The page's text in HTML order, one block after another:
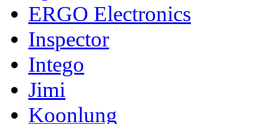
ERGO Electronics
Inspector
Intego
Jimi
Koonlung